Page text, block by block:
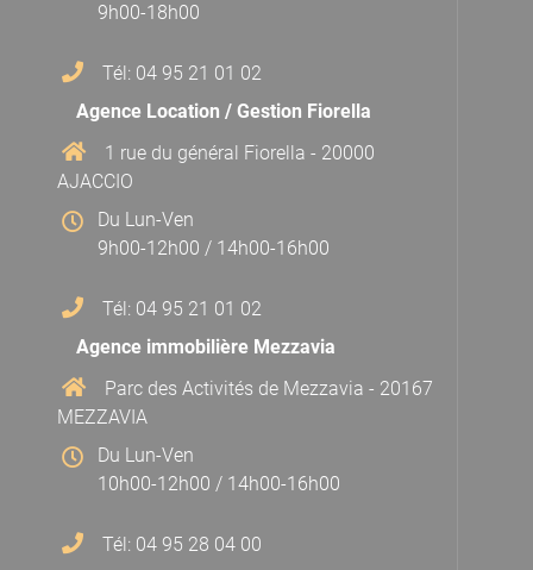
9h00-18h00
Tél: 04 95 21 01 02
Agence Location / Gestion Fiorella
1 rue du général Fiorella - 20000
AJACCIO
Du Lun-Ven
9h00-12h00 / 14h00-16h00
Tél: 04 95 21 01 02
Agence immobilière Mezzavia
Parc des Activités de Mezzavia - 20167
MEZZAVIA
Du Lun-Ven
10h00-12h00 / 14h00-16h00
Tél: 04 95 28 04 00